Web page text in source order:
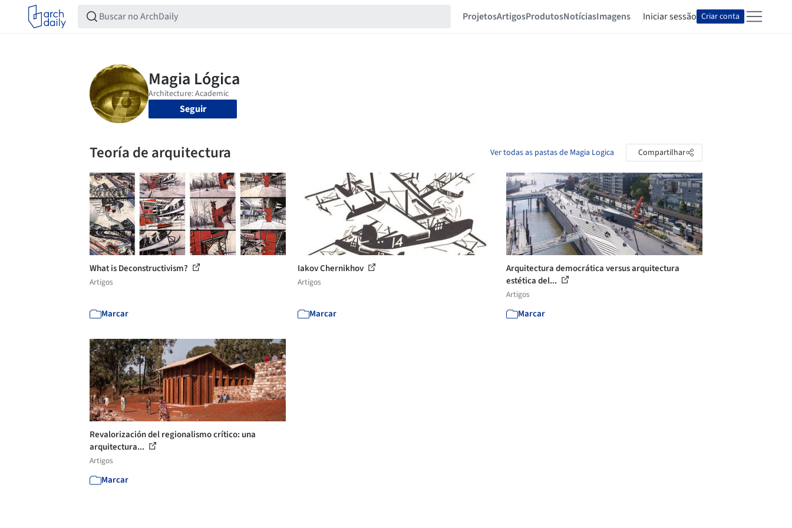
ProjetosArtigosProdutosNotíciasImagens Iniciar sessão Criar conta
Seguir
Teoría de arquitectura Ver todas as pastas de Magia Logica Compartilhar
What is Deconstructivism?
Artigos
Marcar
Iakov Chernikhov
Artigos
Marcar
Arquitectura democrática versus arquitectura
estética del...
Artigos
Marcar
Revalorización del regionalismo crítico: una
arquitectura...
Artigos
Marcar